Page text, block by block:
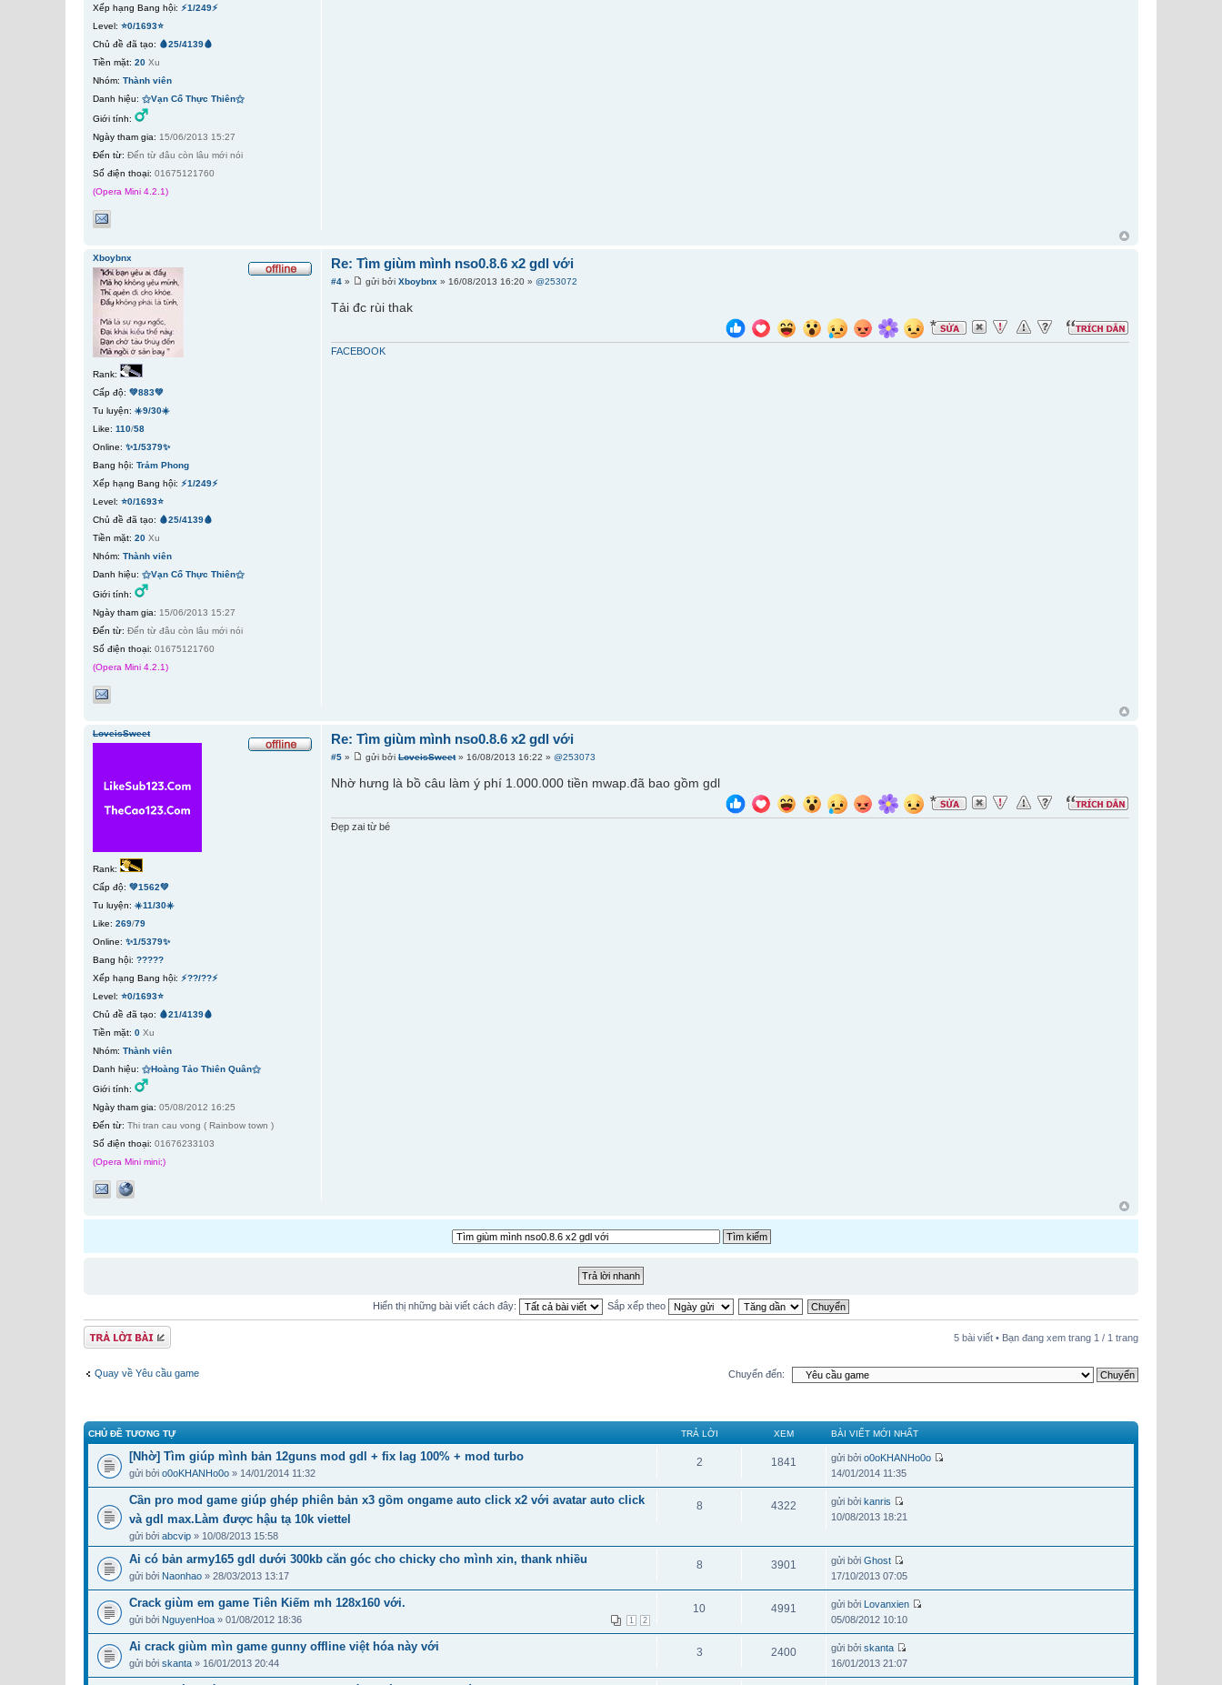
Xếp hạng Bang hội: ⚡1/249⚡
Level: ⭐0/1693⭐
Chủ đề đã tạo: 🩸25/4139🩸
Tiền mặt: 20 Xu
Nhóm: Thành viên
Danh hiệu: ⚝Vạn Cổ Thực Thiên⚝
Giới tính:
Ngày tham gia: 15/06/2013 15:27
Đến từ: Đến từ đâu còn lâu mới nói
Số điện thoại: 01675121760
(Opera Mini 4.2.1)
Re: Tìm giùm mình nso0.8.6 x2 gdl với
#4 » gửi bởiXboybnx » 16/08/2013 16:20 »@253072
Tải đc rùi thak
FACEBOOK
Xboybnx
Rank:
Cấp độ: 💚883💚
Tu luyện: ☀️9/30☀️
Like: 110/58
Online: ✨1/5379✨
Bang hội: Trảm Phong
Xếp hạng Bang hội: ⚡1/249⚡
Level: ⭐0/1693⭐
Chủ đề đã tạo: 🩸25/4139🩸
Tiền mặt: 20 Xu
Nhóm: Thành viên
Danh hiệu: ⚝Vạn Cổ Thực Thiên⚝
Giới tính:
Ngày tham gia: 15/06/2013 15:27
Đến từ: Đến từ đâu còn lâu mới nói
Số điện thoại: 01675121760
(Opera Mini 4.2.1)
Re: Tìm giùm mình nso0.8.6 x2 gdl với
#5 » gửi bởiLoveisSweet» 16/08/2013 16:22 »@253073
Nhờ hưng là bồ câu làm ý phí 1.000.000 tiền mwap.đã bao gồm gdl
Đẹp zai từ bé
LoveisSweet
Rank:
Cấp độ: 💚1562💚
Tu luyện: ☀️11/30☀️
Like: 269/79
Online: ✨1/5379✨
Bang hội: ?????
Xếp hạng Bang hội: ⚡??/??⚡
Level: ⭐0/1693⭐
Chủ đề đã tạo: 🩸21/4139🩸
Tiền mặt: 0 Xu
Nhóm: Thành viên
Danh hiệu: ⚝Hoàng Tảo Thiên Quân⚝
Giới tính:
Ngày tham gia: 05/08/2012 16:25
Đến từ: Thi tran cau vong ( Rainbow town )
Số điện thoại: 01676233103
(Opera Mini mini;)
Hiển thị những bài viết cách đây: Sắp xếp theo
Gửi bài trả lời 5 bài viết • Bạn đang xem trang 1 / 1 trang
Quay về Yêu cầu game Chuyển đến:
CHỦ ĐỀ TƯƠNG TỰ TRẢ LỜI XEM BÀI VIẾT MỚI NHẤT
[Nhờ] Tìm giúp mình bản 12guns mod gdl + fix lag 100% + mod turbo
gửi bởi o0oKHANHo0o » 14/01/2014 11:32
2 1841 gửi bởi o0oKHANHo0o
14/01/2014 11:35
Cần pro mod game giúp ghép phiên bản x3 gồm ongame auto click x2 với avatar auto click
và gdl max.Làm được hậu tạ 10k viettel
gửi bởi abcvip » 10/08/2013 15:58
8 4322 gửi bởi kanris
10/08/2013 18:21
Ai có bản army165 gdl dưới 300kb căn góc cho chicky cho mình xin, thank nhiều
gửi bởi Naonhao » 28/03/2013 13:17
8 3901 gửi bởi Ghost
17/10/2013 07:05
Crack giùm em game Tiên Kiếm mh 128x160 với.
1 2
gửi bởi NguyenHoa » 01/08/2012 18:36
10 4991 gửi bởi
Lovanxien
05/08/2012 10:10
Ai crack giùm mìn game gunny offline việt hóa này với
gửi bởi skanta » 16/01/2013 20:44
3 2400 gửi bởi skanta
16/01/2013 21:07